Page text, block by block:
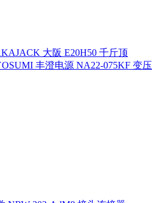
大阪 E20H50 千斤顶
丰澄电源 NA22-075KF 变压